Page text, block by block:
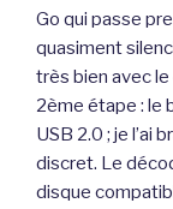
Go qui passe
quasiment
très bien avec
2ème étape : le
USB 2.0 ; je l’ai
discret. Le
disque